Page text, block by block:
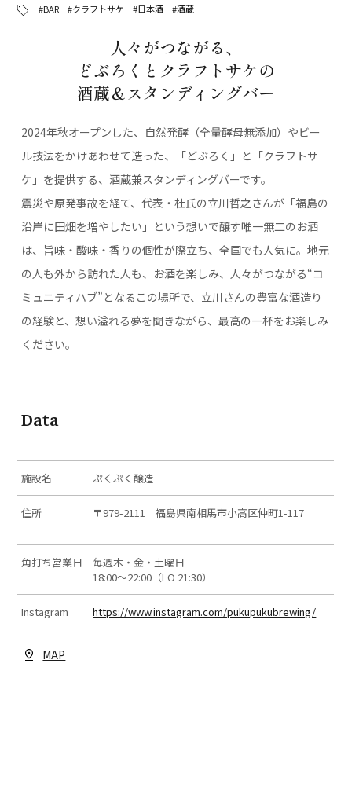
#BAR #クラフトサケ #日本酒 #酒蔵
人々がつながる、
どぶろくとクラフトサケの
酒蔵＆スタンディングバー
2024年秋オープンした、自然発酵（全量酵母無添加）やビー
ル技法をかけあわせて造った、「どぶろく」と「クラフトサ
ケ」を提供する、酒蔵兼スタンディングバーです。
震災や原発事故を経て、代表・杜氏の立川哲之さんが「福島の
沿岸に田畑を増やしたい」という想いで醸す唯一無二のお酒
は、旨味・酸味・香りの個性が際立ち、全国でも人気に。地元
の人も外から訪れた人も、お酒を楽しみ、人々がつながる“コ
ミュニティハブ”となるこの場所で、立川さんの豊富な酒造り
の経験と、想い溢れる夢を聞きながら、最高の一杯をお楽しみ
ください。
Data
施設名 ぷくぷく醸造
住所 〒979-2111 福島県南相馬市小高区仲町1-117
角打ち営業日
毎週木・金・土曜日
18:00～22:00（LO 21:30）
Instagram https://www.instagram.com/pukupukubrewing/
MAP